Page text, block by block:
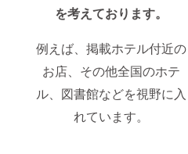
を考えております。
例えば、掲載ホテル付近の
お店、その他全国のホテ
ル、図書館などを視野に入
れています。